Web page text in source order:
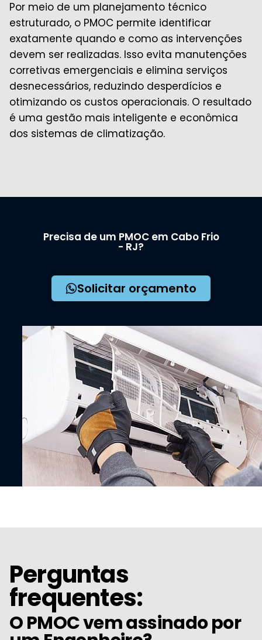
Por meio de um planejamento técnico
estruturado, o PMOC permite identificar
exatamente quando e como as intervenções
devem ser realizadas. Isso evita manutenções
corretivas emergenciais e elimina serviços
desnecessários, reduzindo desperdícios e
otimizando os custos operacionais. O resultado
é uma gestão mais inteligente e econômica
dos sistemas de climatização.
Precisa de um PMOC em Cabo Frio
- RJ?
Solicitar orçamento
Perguntas
frequentes:
O PMOC vem assinado por